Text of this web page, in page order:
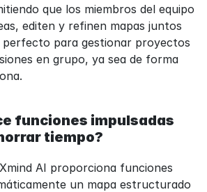
que los miembros del equipo
editen y refinen mapas juntos
perfecto para gestionar proyectos
en grupo, ya sea de forma
funciones impulsadas
tiempo?
AI proporciona funciones
un mapa estructurado